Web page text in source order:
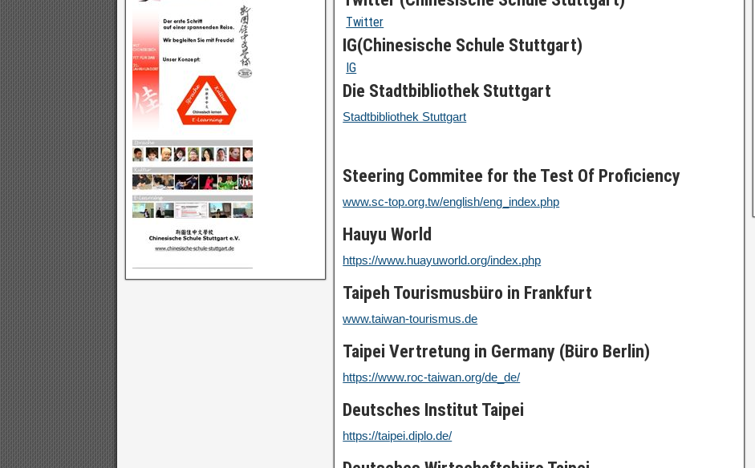
Twitter
IG(Chinesische Schule Stuttgart)
IG
Die Stadtbibliothek Stuttgart
Stadtbibliothek Stuttgart
Steering Commitee for the Test Of Proficiency
www.sc-top.org.tw/english/eng_index.php
Hauyu World
https://www.huayuworld.org/index.php
Taipeh Tourismusbüro in Frankfurt
www.taiwan-tourismus.de
Taipei Vertretung in Germany (Büro Berlin)
https://www.roc-taiwan.org/de_de/
Deutsches Institut Taipei
https://taipei.diplo.de/